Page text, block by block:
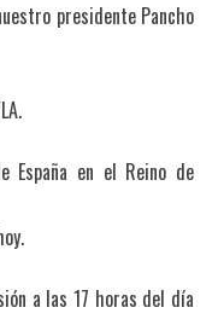
presidente Pancho
España en el Reino de
a las 17 horas del día